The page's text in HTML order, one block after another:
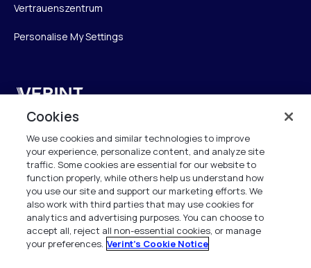
Vertrauenszentrum
Personalise My Settings
Verint
Verint Systems GmbH
Ziegelteich 29
24103 Kiel
info.de@verint.com
+491733165824
Alle Rechte vorbehalten. 2026
Cookies
We use cookies and similar technologies to improve
your experience, personalize content, and analyze site
traffic. Some cookies are essential for our website to
function properly, while others help us understand how
you use our site and support our marketing efforts. We
also work with third parties that may use cookies for
analytics and advertising purposes. You can choose to
accept all, reject all non-essential cookies, or manage
your preferences. Verint's Cookie Notice